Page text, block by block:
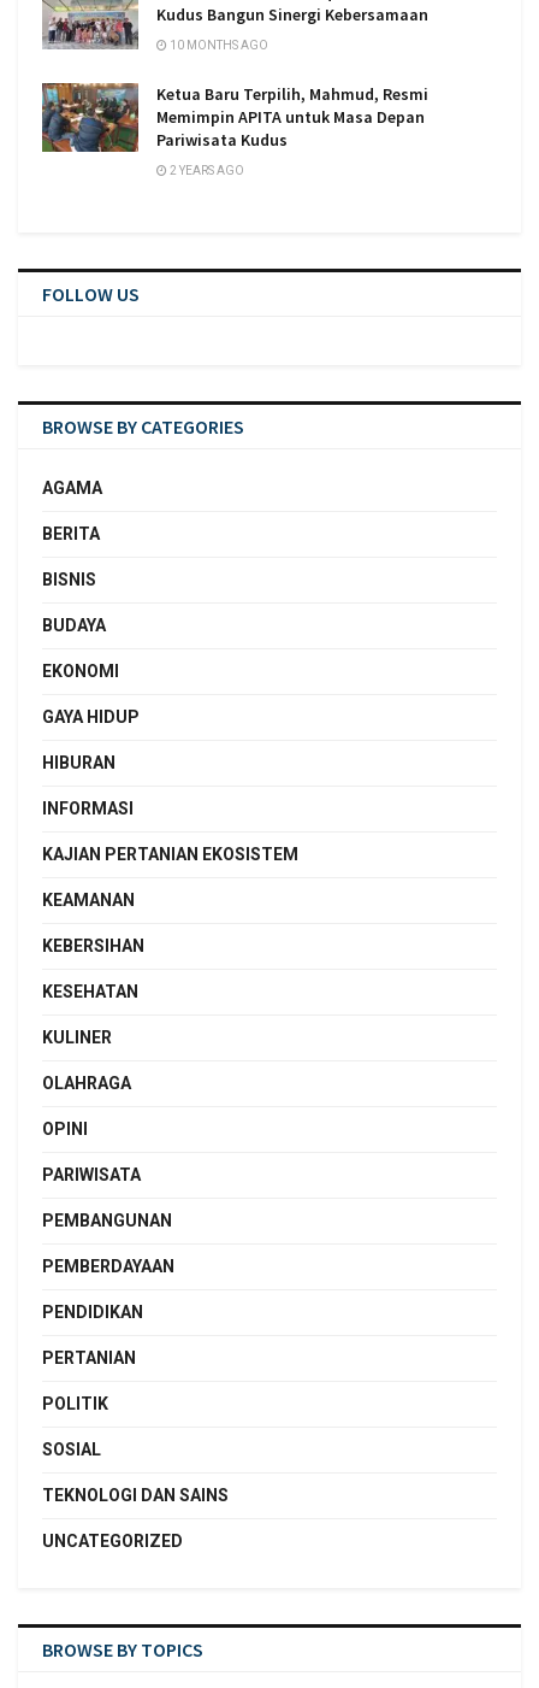
Kudus Bangun Sinergi Kebersamaan
10 MONTHS AGO
Ketua Baru Terpilih, Mahmud, Resmi
Memimpin APITA untuk Masa Depan
Pariwisata Kudus
2 YEARS AGO
FOLLOW US
BROWSE BY CATEGORIES
AGAMA
BERITA
BISNIS
BUDAYA
EKONOMI
GAYA HIDUP
HIBURAN
INFORMASI
KAJIAN PERTANIAN EKOSISTEM
KEAMANAN
KEBERSIHAN
KESEHATAN
KULINER
OLAHRAGA
OPINI
PARIWISATA
PEMBANGUNAN
PEMBERDAYAAN
PENDIDIKAN
PERTANIAN
POLITIK
SOSIAL
TEKNOLOGI DAN SAINS
UNCATEGORIZED
BROWSE BY TOPICS